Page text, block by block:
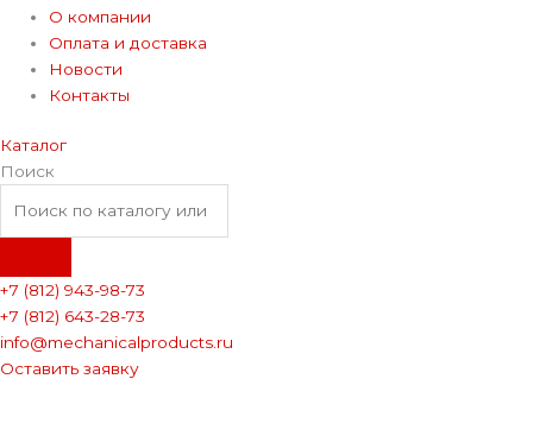
О компании
Оплата и доставка
Новости
Контакты
Каталог
Поиск
+7 (812) 943-98-73
+7 (812) 643-28-73
info@mechanicalproducts.ru
Оставить заявку